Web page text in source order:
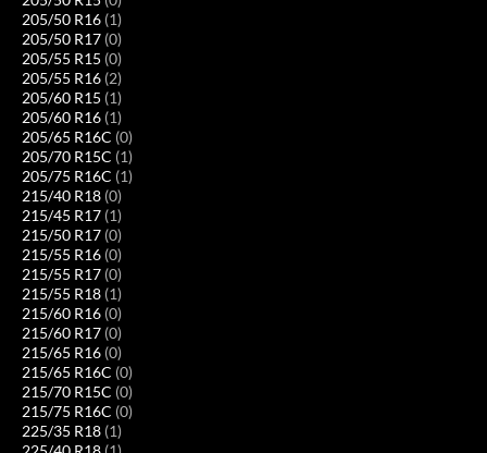
205/50 R16 (1)
205/50 R17 (0)
205/55 R15 (0)
205/55 R16 (2)
205/60 R15 (1)
205/60 R16 (1)
205/65 R16C (0)
205/70 R15C (1)
205/75 R16C (1)
215/40 R18 (0)
215/45 R17 (1)
215/50 R17 (0)
215/55 R16 (0)
215/55 R17 (0)
215/55 R18 (1)
215/60 R16 (0)
215/60 R17 (0)
215/65 R16 (0)
215/65 R16C (0)
215/70 R15C (0)
215/75 R16C (0)
225/35 R18 (1)